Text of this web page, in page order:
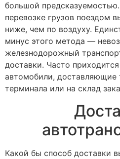
большой
перевозке грузов поездом
ниже, чем по воздуху.
минус этого метода —
железнодорожный
доставки. Часто
автомобили, доставляющие
терминала или на склад
Какой бы способ доставки